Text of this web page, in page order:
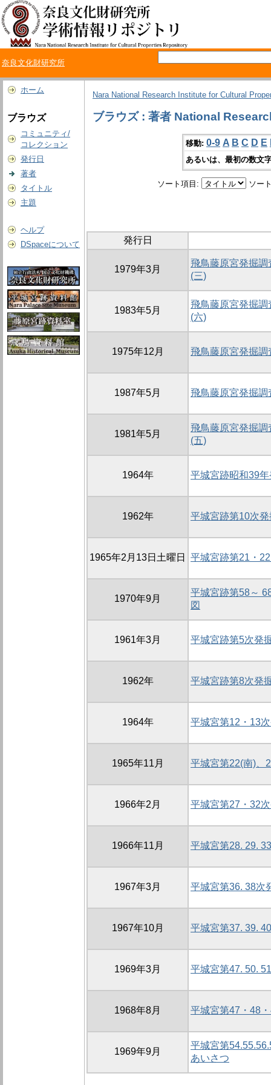
奈良文化財研究所
ホーム
ブラウズ
コミュニティ/
コレクション
発行日
著者
タイトル
主題
ヘルプ
DSpaceについて
Nara National Research Institute for Cultural
ブラウズ : 著者 National
移動: 0-9 A B C D E
あるいは、最初の数文
ソート項目: ソー
発行日
1979年3月
飛鳥藤原宮発掘
(三)
1983年5月
飛鳥藤原宮発掘
(六)
1975年12月 飛鳥藤原宮発掘
1987年5月 飛鳥藤原宮発掘
1981年5月
飛鳥藤原宮発掘
(五)
1964年 平城宮跡昭和39
1962年 平城宮跡第10次
1965年2月13日土曜日 平城宮跡第21・
1970年9月
平城宮跡第58～
図
1961年3月 平城宮跡第5次発
1962年 平城宮跡第8次発
1964年 平城宮第12・13
1965年11月 平城宮第22(南)、
1966年2月 平城宮第27・32
1966年11月 平城宮第28. 29.
1967年3月 平城宮第36. 38次
1967年10月 平城宮第37. 39.
1969年3月 平城宮第47. 50.
1968年8月 平城宮第47・48
1969年9月
平城宮第
あいさつ